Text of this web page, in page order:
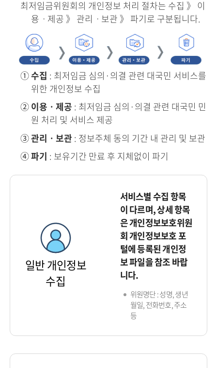
최저임금위원회의 개인정보 처리 절차는 수집 》 이
용ㆍ제공 》 관리ㆍ보관 》 파기로 구분됩니다.
①수집 : 최저임금 심의·의결 관련 대국민 서비스를
위한 개인정보 수집
② 이용ㆍ제공 : 최저임금 심의·의결 관련 대국민 민
원 처리 및 서비스 제공
③관리ㆍ보관 : 정보주체 동의 기간 내 관리 및 보관
④파기 : 보유기간 만료 후 지체없이 파기
일반 개인정보
수집
서비스별 수집 항목
이 다르며, 상세 항목
은 개인정보보호위원
회 개인정보보호 포
털에 등록된 개인정
보 파일을 참조 바랍
니다.
위원명단 : 성명, 생년
월일, 전화번호, 주소
등